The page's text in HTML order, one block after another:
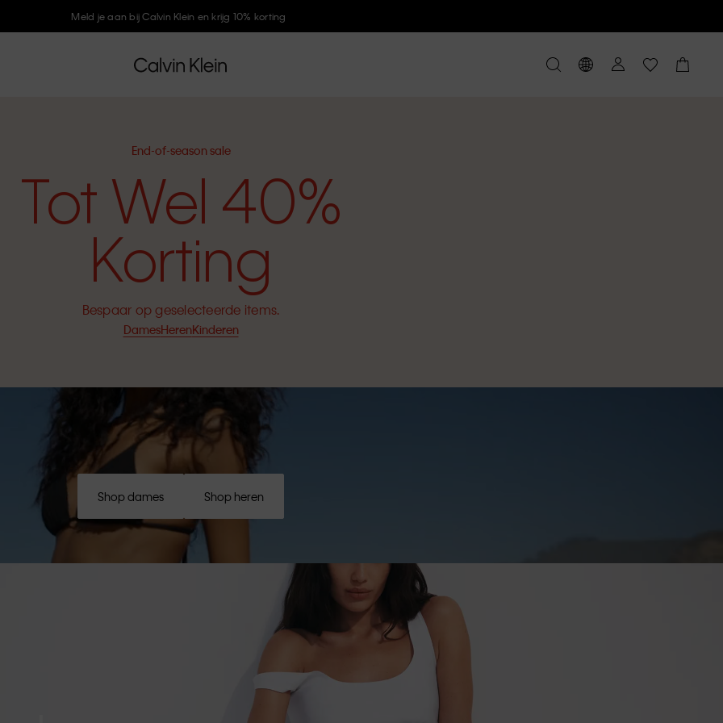
Meld je aan bij Calvin Klein en krijg 10% korting
End-of-season sale
Tot Wel 40%
Korting
Bespaar op geselecteerde items.
DamesHerenKinderen
Shop dames Shop heren